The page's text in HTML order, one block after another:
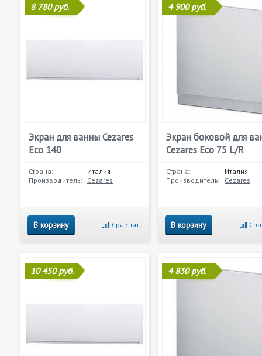
8 780 руб.
Экран для ванны Cezares
Eco 140
Страна:
Италия
Производитель: Cezares
В корзину Сравнить
4 900 руб.
Экран боковой для
Cezares Eco 75 L/R
Страна:
Италия
Производитель: Cezares
В корзину
10 450 руб. 4 830 руб.